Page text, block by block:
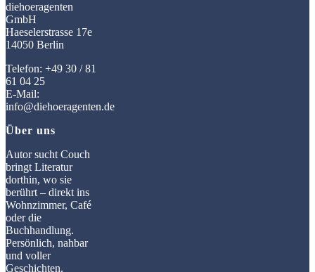
diehoeragenten
GmbH
Haeselerstrasse 17e
14050 Berlin
Telefon: +49 30 / 81
61 04 25
E-Mail:
info@diehoeragenten.de
Über uns
Autor sucht Couch
bringt Literatur
dorthin, wo sie
berührt – direkt ins
Wohnzimmer, Café
oder die
Buchhandlung.
Persönlich, nahbar
und voller
Geschichten.